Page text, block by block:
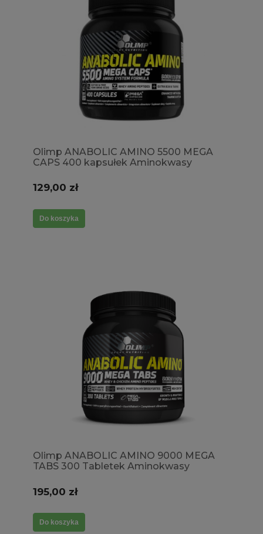
Olimp ANABOLIC AMINO 5500 MEGA
CAPS 400 kapsułek Aminokwasy
129,00 zł
Do koszyka
Olimp ANABOLIC AMINO 9000 MEGA
TABS 300 Tabletek Aminokwasy
195,00 zł
Do koszyka